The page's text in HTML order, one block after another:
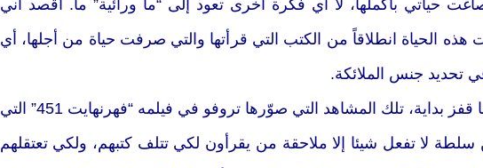
حياتي بأكملها، لا أي فكرة أخرى تعود إلى “ما ورائية” ما. أقصد أني
هذه الحياة انطلاقاً من الكتب التي قرأتها والتي صرفت حياة من أجلها، أي
تحديد جنس الملائكة.
لكن لعلّ ما قفز بداية، تلك المشاهد التي صوّرها تروفو في فيلمه “فهرنهايت 451” التي
لا تفعل شيئا إلا ملاحقة من يقرأون لكي تتلف كتبهم، ولكي تعتقلهم